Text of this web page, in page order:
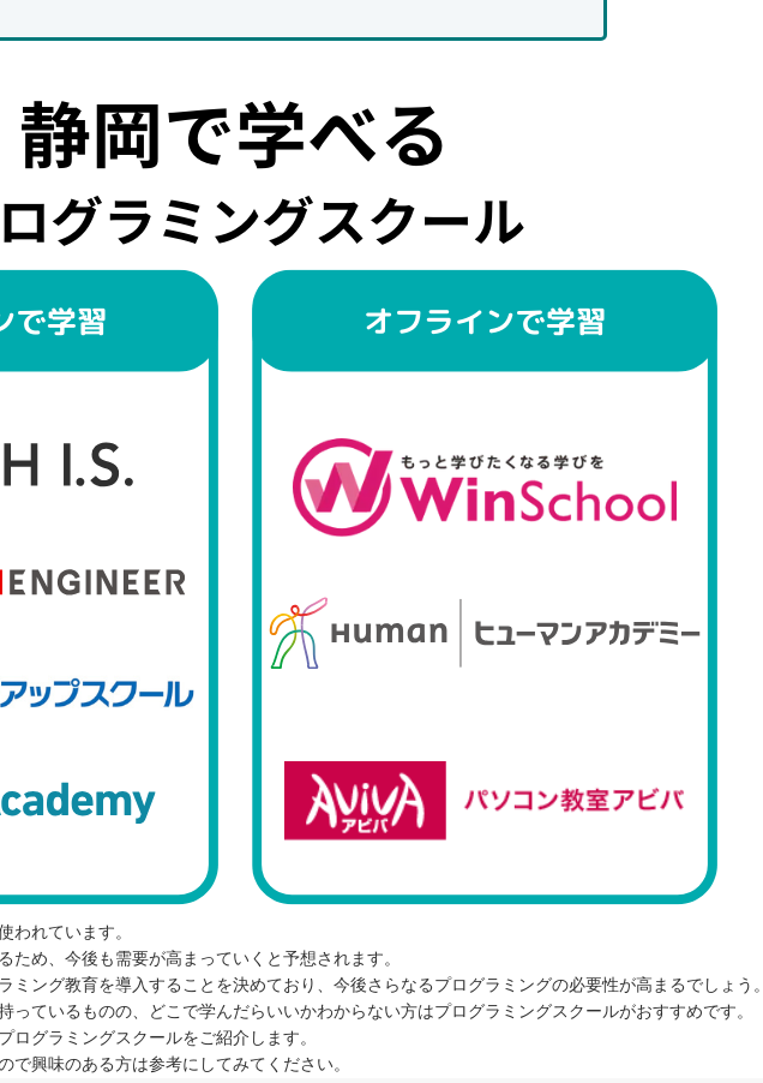
われています。
ため、今後も需要が高まっていくと予想されます。
ミング教育を導入することを決めており、今後さらなるプログラミングの必要性が高まるでしょう。
っているものの、どこで学んだらいいかわからない方はプログラミングスクールがおすすめです。
ログラミングスクールをご紹介します。
で興味のある方は参考にしてみてください。